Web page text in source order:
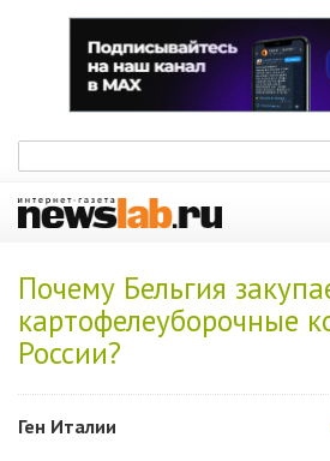
Почему Бельгия
картофелеуборочные
России?
Ген Италии